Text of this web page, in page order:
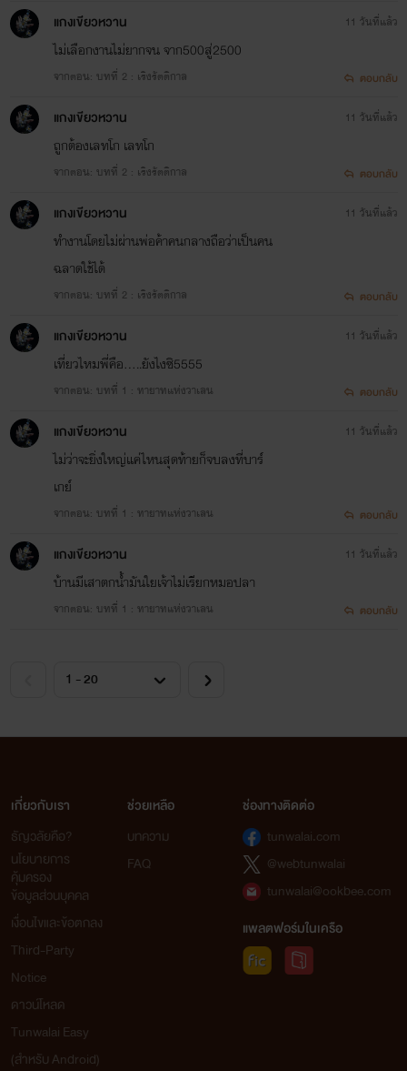
แกงเขียวหวาน
ไม่เลือกงานไม่ยากจน จาก500สู่2500
จากตอน: บทที่ 2 : เริงรัตติกาล
11 วันที่แล้ว
ตอบกลับ
แกงเขียวหวาน
ถูกต้องเลทโก เลทโก
จากตอน: บทที่ 2 : เริงรัตติกาล
11 วันที่แล้ว
ตอบกลับ
แกงเขียวหวาน
ทำงานโดยไม่ผ่านพ่อค้าคนกลางถือว่าเป็นคน
ฉลาดใช้ได้
จากตอน: บทที่ 2 : เริงรัตติกาล
11 วันที่แล้ว
ตอบกลับ
แกงเขียวหวาน
เที่ยวไหมพี่คือ.....ยังไงซิ5555
จากตอน: บทที่ 1 : ทายาทแห่งวาเลน
11 วันที่แล้ว
ตอบกลับ
แกงเขียวหวาน
ไม่ว่าจะยิ่งใหญ่แค่ไหนสุดท้ายก็จบลงที่บาร์
เกย์
จากตอน: บทที่ 1 : ทายาทแห่งวาเลน
11 วันที่แล้ว
ตอบกลับ
แกงเขียวหวาน
บ้านมีเสาตกน้ำมันใยเจ้าไม่เรียกหมอปลา
จากตอน: บทที่ 1 : ทายาทแห่งวาเลน
11 วันที่แล้ว
ตอบกลับ
เกี่ยวกับเรา
ธัญวลัยคือ?
นโยบายการ
คุ้มครอง
ข้อมูลส่วนบุคคล
เงื่อนไขและข้อตกลง
Third-Party
Notice
ดาวน์โหลด
Tunwalai Easy
(สำหรับ Android)
ช่วยเหลือ
บทความ
FAQ
ช่องทางติดต่อ
tunwalai.com
@webtunwalai
tunwalai@ookbee.com
แพลตฟอร์มในเครือ